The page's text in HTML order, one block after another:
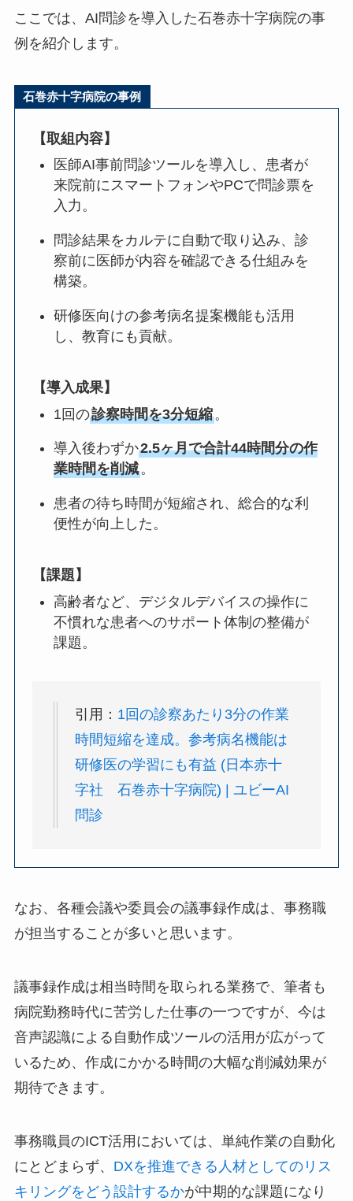
ここでは、AI問診を導入した石巻赤十字病院の事
例を紹介します。
石巻赤十字病院の事例
【取組内容】
医師AI事前問診ツールを導入し、患者が
来院前にスマートフォンやPCで問診票を
入力。
問診結果をカルテに自動で取り込み、診
察前に医師が内容を確認できる仕組みを
構築。
研修医向けの参考病名提案機能も活用
し、教育にも貢献。
【導入成果】
1回の診察時間を3分短縮。
導入後わずか2.5ヶ月で合計44時間分の作
業時間を削減。
患者の待ち時間が短縮され、総合的な利
便性が向上した。
【課題】
高齢者など、デジタルデバイスの操作に
不慣れな患者へのサポート体制の整備が
課題。
引用： 1回の診察あたり3分の作業
時間短縮を達成。参考病名機能は
研修医の学習にも有益 (日本赤十
字社 石巻赤十字病院) | ユビーAI
問診
なお、各種会議や委員会の議事録作成は、事務職
が担当することが多いと思います。
議事録作成は相当時間を取られる業務で、筆者も
病院勤務時代に苦労した仕事の一つですが、今は
音声認識による自動作成ツールの活用が広がって
いるため、作成にかかる時間の大幅な削減効果が
期待できます。
事務職員のICT活用においては、単純作業の自動化
にとどまらず、 DXを推進できる人材としてのリス
キリングをどう設計するかが中期的な課題になり